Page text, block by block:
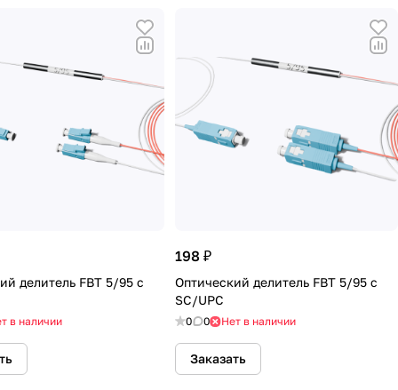
делитель FBT 5/95 с
в наличии
198 ₽
Оптический делитель FBT 5/95 с
SC/UPC
0 0 Нет в наличии
Заказать